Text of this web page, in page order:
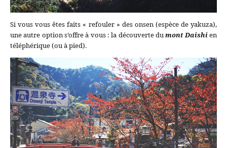
Si vous vous êtes faits « refouler » des onsen (espèce de yakuza),
une autre option s’offre à vous : la découverte dumont Daishien
téléphérique (ou à pied).